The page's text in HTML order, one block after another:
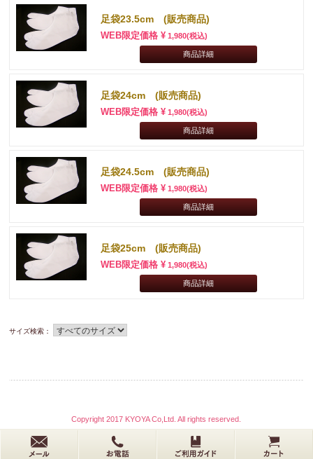
足袋23.5cm (販売商品)
WEB限定価格 ¥ 1,980(税込)
商品詳細
足袋24cm (販売商品)
WEB限定価格 ¥ 1,980(税込)
商品詳細
足袋24.5cm (販売商品)
WEB限定価格 ¥ 1,980(税込)
商品詳細
足袋25cm (販売商品)
WEB限定価格 ¥ 1,980(税込)
商品詳細
サイズ検索：
Copyright 2017 KYOYA Co,Ltd. All rights reserved.